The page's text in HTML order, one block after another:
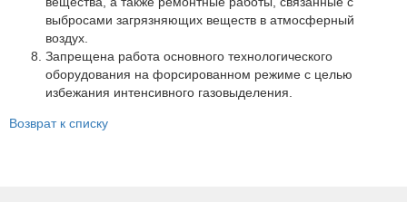
выбросами загрязняющих веществ в атмосферный
воздух.
Запрещена работа основного технологического
оборудования на форсированном режиме с целью
избежания интенсивного газовыделения.
Возврат к списку